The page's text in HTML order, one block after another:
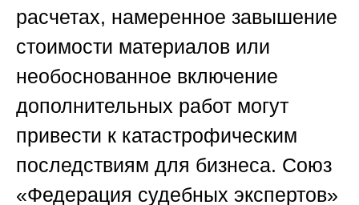
расчетах, намеренное завышение
стоимости материалов или
необоснованное включение
дополнительных работ могут
привести к катастрофическим
последствиям для бизнеса. Союз
«Федерация судебных экспертов»